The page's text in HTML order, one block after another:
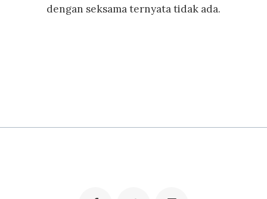
dengan seksama ternyata tidak ada.